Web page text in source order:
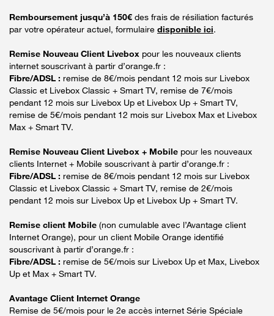
Remboursement jusqu’à 150€ des frais de résiliation facturés
par votre opérateur actuel, formulaire disponible ici.
Remise Nouveau Client Livebox pour les nouveaux clients
internet souscrivant à partir d’orange.fr :
Fibre/ADSL : remise de 8€/mois pendant 12 mois sur Livebox
Classic et Livebox Classic + Smart TV, remise de 7€/mois
pendant 12 mois sur Livebox Up et Livebox Up + Smart TV,
remise de 5€/mois pendant 12 mois sur Livebox Max et Livebox
Max + Smart TV.
Remise Nouveau Client Livebox + Mobile pour les nouveaux
clients Internet + Mobile souscrivant à partir d’orange.fr :
Fibre/ADSL : remise de 8€/mois pendant 12 mois sur Livebox
Classic et Livebox Classic + Smart TV, remise de 2€/mois
pendant 12 mois sur Livebox Up et Livebox Up + Smart TV.
Remise client Mobile (non cumulable avec l’Avantage client
Internet Orange), pour un client Mobile Orange identifié
souscrivant à partir d’orange.fr :
Fibre/ADSL : remise de 5€/mois sur Livebox Up et Max, Livebox
Up et Max + Smart TV.
Avantage Client Internet Orange
Remise de 5€/mois pour le 2e accès internet Série Spéciale